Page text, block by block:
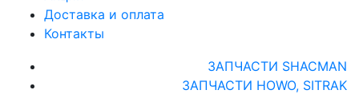
Доставка и оплата
Контакты
ЗАПЧАСТИ SHACMAN
ЗАПЧАСТИ HOWO, SITRAK